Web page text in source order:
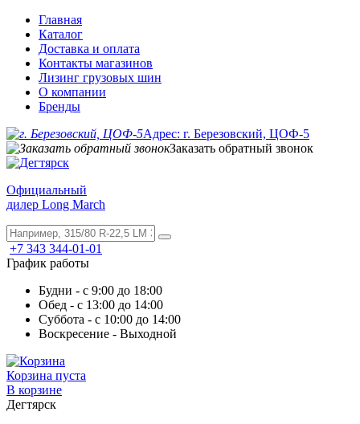
Главная
Каталог
Доставка и оплата
Контакты магазинов
Лизинг грузовых шин
О компании
Бренды
Адрес: г. Березовский, ЦОФ-5
Заказать обратный звонок
Официальный
дилер Long March
+7 343 344-01-01
График работы
Будни - с 9:00 до 18:00
Обед - с 13:00 до 14:00
Суббота - с 10:00 до 14:00
Воскресение - Выходной
Корзина пуста
В корзине
Дегтярск